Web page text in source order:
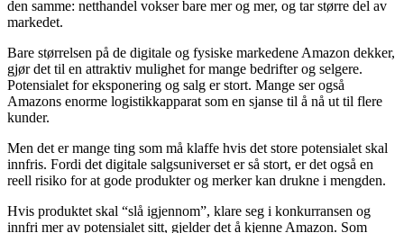
den samme: netthandel vokser bare mer og mer, og tar større del av
markedet.
Bare størrelsen på de digitale og fysiske markedene Amazon dekker,
gjør det til en attraktiv mulighet for mange bedrifter og selgere.
Potensialet for eksponering og salg er stort. Mange ser også
Amazons enorme logistikkapparat som en sjanse til å nå ut til flere
kunder.
Men det er mange ting som må klaffe hvis det store potensialet skal
innfris. Fordi det digitale salgsuniverset er så stort, er det også en
reell risiko for at gode produkter og merker kan drukne i mengden.
Hvis produktet skal “slå igjennom”, klare seg i konkurransen og
innfri mer av potensialet sitt, gjelder det å kjenne Amazon. Som